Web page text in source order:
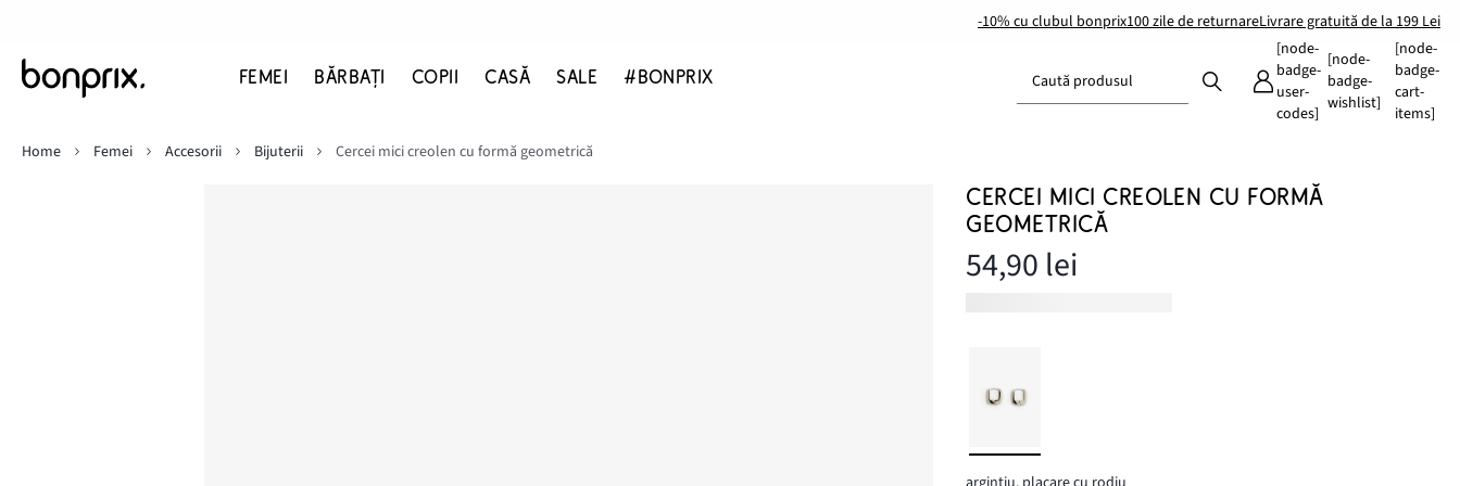
-10% cu clubul bonprix100 zile de returnareLivrare gratuită de la 199 Lei
FEMEI BĂRBAŢI COPII CASĂ SALE #BONPRIX Caută produsul
[node-
badge-
user-
codes]
[node-
badge-
wishlist]
[node-
badge-
cart-
items]
Home
Femei Accesorii Bijuterii Cercei mici creolen cu formă geometrică
CERCEI MICI CREOLEN CU FORMĂ
GEOMETRICĂ
54,90 lei